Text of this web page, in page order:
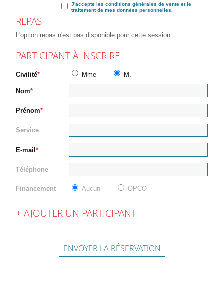
J'accepte les conditions générales de vente et le
traitement de mes données personnelles.
REPAS
L'option repas n'est pas disponible pour cette session.
PARTICIPANT À INSCRIRE
Civilité Mme M.
Nom
Prénom
Service
E-mail
Téléphone
Financement Aucun OPCO
AJOUTER UN PARTICIPANT
ENVOYER LA RÉSERVATION